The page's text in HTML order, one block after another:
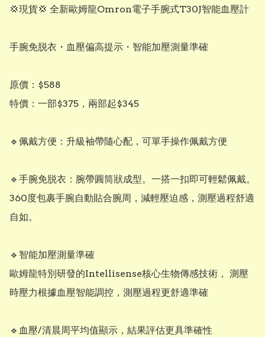
💢現貨💢 全新歐姆龍Omron電子手腕式T30J智能血壓計
手腕免脱衣・血壓偏高提示・智能加壓測量準確
原價：$588
特價：一部$375，兩部起$345
🔹️佩戴方便：升級袖帶隨心配，可單手操作佩戴方便
🔹️手腕免脱衣：腕帶圓筒狀成型。一搭一扣即可輕鬆佩戴。
360度包裹手腕自動貼合腕周，減輕壓迫感，測壓過程舒適
自如。
🔹️智能加壓測量準確
歐姆龍特別研發的Intellisense核心生物傳感技術， 測壓
時壓力根據血壓智能調控，測壓過程更舒適準確
🔹️血壓/清晨周平均值顯示，結果評估更具準確性